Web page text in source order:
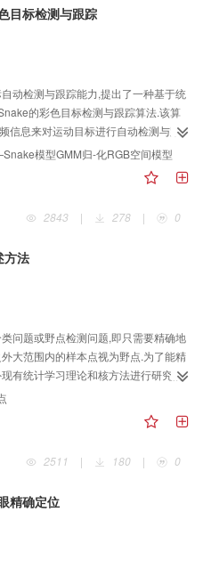
目标检测与跟踪
动检测与跟踪能力,提出了一种基于统
的彩色目标检测与跟踪算法.该算
信息来对运动目标进行自动检测与跟
表示,并可简化后续目标识别算法的设
度空间相结合的模型取代单一灰度模型
型的基础上对差分图像进行
构造运动边界图像,然后将静态图像
,并通过修改能量项,使其能够跟踪运动
的收敛速度,还采用一阶差分算法来
通监控等领域.
模型GMM归-化RGB空间模型
2843
| 278 | 0
方法
问题或野点检测问题,即只需要精确地
大范围内的样本点视为野点.为了能精
有统计学习理论和核方法进行研究的
对象,分析了已有的一类分类算法,即支
在的不足,进而指出,随着训练样本数目
法实际操作,为此提出了用于人脸确认
在优化过程中,仅需要考虑待检测样本
过程中涉及的运算规模和内存需求,进
2511
| 180 | 0
精确定位